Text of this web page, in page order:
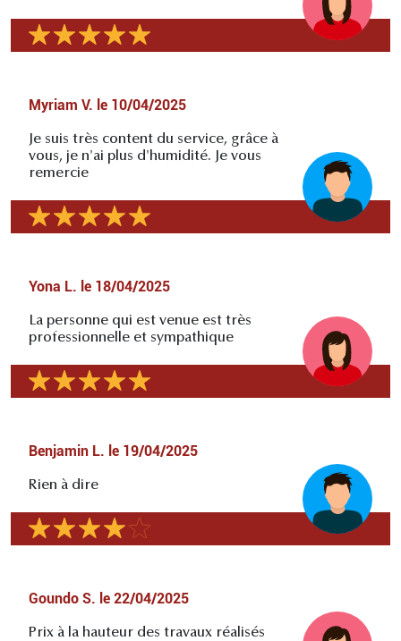
Myriam V. le 10/04/2025
Je suis très content du service, grâce à
vous, je n'ai plus d'humidité. Je vous
remercie
Yona L. le 18/04/2025
La personne qui est venue est très
professionnelle et sympathique
Benjamin L. le 19/04/2025
Rien à dire
Goundo S. le 22/04/2025
Prix à la hauteur des travaux réalisés